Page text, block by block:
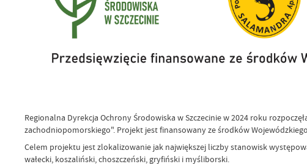
Regionalna Dyrekcja Ochrony Środowiska w Szczecinie w 2024 roku
zachodniopomorskiego". Projekt jest finansowany ze środków
Celem projektu jest zlokalizowanie jak największej liczby stanowisk
wałecki, koszaliński, choszczeński, gryfiński i myśliborski.